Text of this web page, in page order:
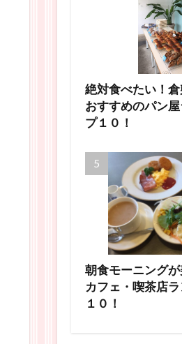
絶対食べたい！
おすすめのパン
プ１０！
朝食モーニング
カフェ・喫茶店
１０！